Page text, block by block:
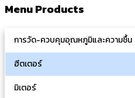
Menu Products
การวัด-ควบคุมอุณหภูมิและความชื้น
ฮีตเตอร์
มิเตอร์